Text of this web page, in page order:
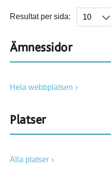
Resultat per sida:
Ämnessidor
Hela webbplatsen
Platser
Alla platser